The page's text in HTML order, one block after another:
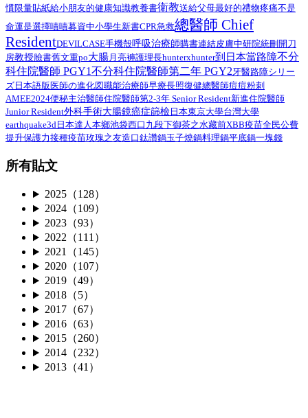
慣限量貼紙給小朋友的健康知識教養書衛教送給父母最好的禮物疼痛不是
命運是選擇嘖嘖募資中小學生新書CPR急救總醫師 Chief
ResidentDEVILCASE手機殼呼吸治療師購書連結皮膚中研院統刪 開刀
房教授臉書舊文重po大腸 月亮褲護理長hunterxhunter到日本當路障不分
科住院醫師 PGY1不分科住院醫師第二年 PGY2牙醫路障シリー
ズ日本語版医師の進化図職能治療師早療長照復健總醫師痘痘粉刺
AMEE2024便秘主治醫師住院醫師第2-3年 Senior Resident新進住院醫師
Junior Resident外科手術大腸鏡癌症篩檢 日本東京大學台灣大學
earthquake3d 日本達人本鄉池袋西口 九段下御茶之水藏前XBB疫苗全民公費
提升保護力接種疫苗玫瑰之友造口鈦讚鍋玉子燒鍋料理鍋平底鍋一塊錢
所有貼文
2025（128）
2024（109）
2023（93）
2022（111）
2021（145）
2020（107）
2019（49）
2018（5）
2017（67）
2016（63）
2015（260）
2014（232）
2013（41）